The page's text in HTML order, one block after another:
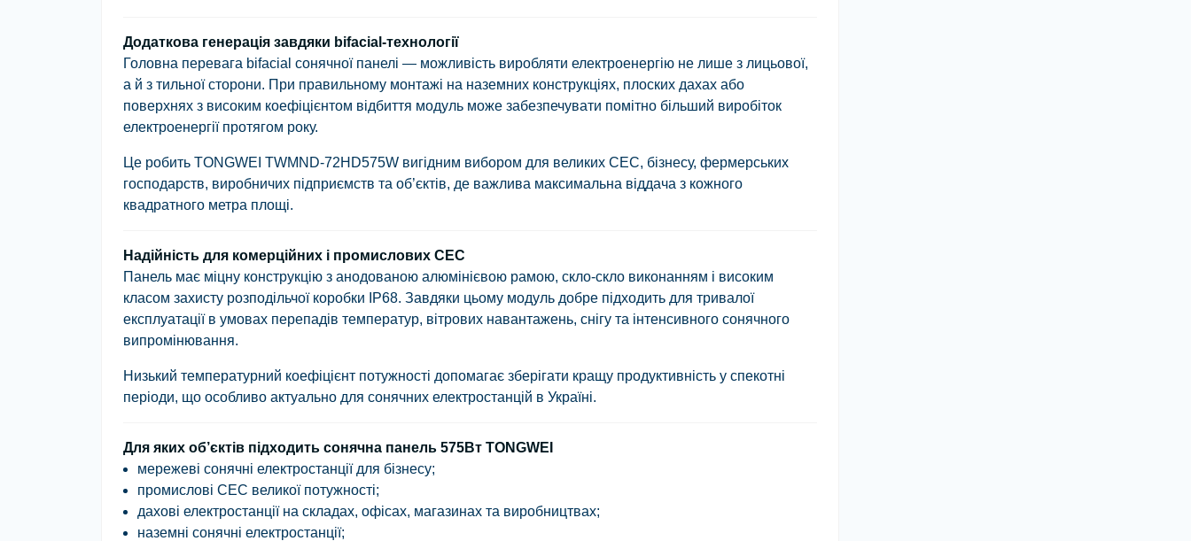
Додаткова генерація завдяки bifacial-технології
Головна перевага bifacial сонячної панелі — можливість виробляти електроенергію не лише з лицьової,
а й з тильної сторони. При правильному монтажі на наземних конструкціях, плоских дахах або
поверхнях з високим коефіцієнтом відбиття модуль може забезпечувати помітно більший виробіток
електроенергії протягом року.
Це робить TONGWEI TWMND-72HD575W вигідним вибором для великих СЕС, бізнесу, фермерських
господарств, виробничих підприємств та об’єктів, де важлива максимальна віддача з кожного
квадратного метра площі.
Надійність для комерційних і промислових СЕС
Панель має міцну конструкцію з анодованою алюмінієвою рамою, скло-скло виконанням і високим
класом захисту розподільчої коробки
IP68. Завдяки цьому модуль добре підходить для тривалої
експлуатації в умовах перепадів температур, вітрових навантажень, снігу та інтенсивного сонячного
випромінювання.
Низький температурний коефіцієнт потужності допомагає зберігати кращу продуктивність у спекотні
періоди, що особливо актуально для сонячних електростанцій в Україні.
Для яких об’єктів підходить сонячна панель 575Вт TONGWEI
мережеві сонячні електростанції для бізнесу;
промислові СЕС великої потужності;
дахові електростанції на складах, офісах, магазинах та виробництвах;
наземні сонячні електростанції;